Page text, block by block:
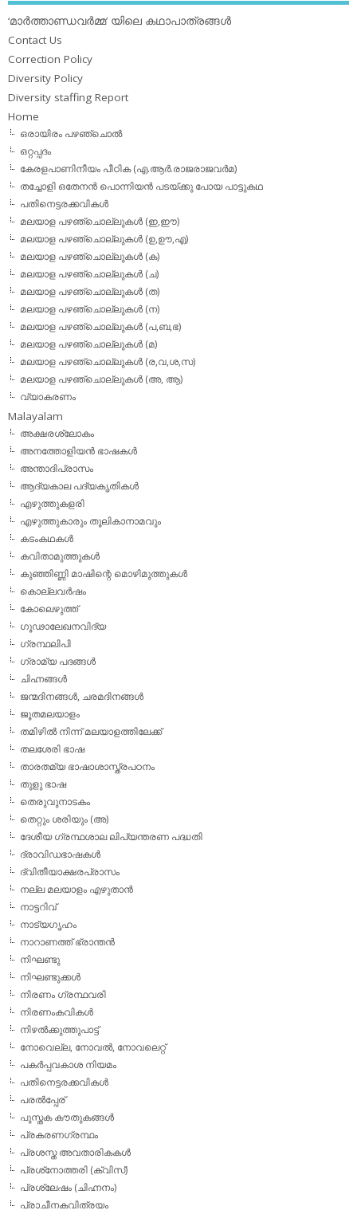
‘മാര്‍ത്താണ്ഡവര്‍മ്മ’ യിലെ കഥാപാത്രങ്ങള്‍
Contact Us
Correction Policy
Diversity Policy
Diversity staffing Report
Home
ഒരായിരം പഴഞ്ചൊല്‍
ഒറ്റപ്പദം
കേരളപാണിനീയം പീഠിക (എ.ആര്‍.രാജരാജവര്‍മ)
തച്ചോളി ഒതേനൻ പൊന്നിയൻ പടയ്‌ക്കു പോയ പാട്ടുകഥ
പതിനെട്ടരക്കവികള്‍
മലയാള പഴഞ്ചൊല്ലുകള്‍ (ഇ,ഈ)
മലയാള പഴഞ്ചൊല്ലുകള്‍ (ഉ,ഊ,എ)
മലയാള പഴഞ്ചൊല്ലുകള്‍ (ക)
മലയാള പഴഞ്ചൊല്ലുകള്‍ (ച)
മലയാള പഴഞ്ചൊല്ലുകള്‍ (ത)
മലയാള പഴഞ്ചൊല്ലുകള്‍ (ന)
മലയാള പഴഞ്ചൊല്ലുകള്‍ (പ,ബ,ഭ)
മലയാള പഴഞ്ചൊല്ലുകള്‍ (മ)
മലയാള പഴഞ്ചൊല്ലുകള്‍ (ര,വ,ശ,സ)
മലയാള പഴഞ്ചൊല്ലുകൾ (അ, ആ)
വ്യാകരണം
Malayalam
അക്ഷരശ്ലോകം
അനത്തോളിയന്‍ ഭാഷകള്‍
അന്താദിപ്രാസം
ആദ്യകാല പദ്യകൃതികള്‍
എഴുത്തുകളരി
എഴുത്തുകാരും തൂലികാനാമവും
കടംകഥകള്‍
കവിതാമുത്തുകള്‍
കുഞ്ഞിണ്ണി മാഷിന്റെ മൊഴിമുത്തുകള്‍
കൊല്ലവര്‍ഷം
കോലെഴുത്ത്
ഗൂഢാലേഖനവിദ്യ
ഗ്രന്ഥലിപി
ഗ്രാമ്യ പദങ്ങള്‍
ചിഹ്നങ്ങള്‍
ജന്മദിനങ്ങള്‍, ചരമദിനങ്ങള്‍
ജൂതമലയാളം
തമിഴില്‍ നിന്ന് മലയാളത്തിലേക്ക്
തലശേരി ഭാഷ
താരതമ്യ ഭാഷാശാസ്ത്രപഠനം
തുളു ഭാഷ
തെരുവുനാടകം
തെറ്റും ശരിയും (അ)
ദേശീയ ഗ്രന്ഥശാല ലിപ്യന്തരണ പദ്ധതി
ദ്രാവിഡഭാഷകള്‍
ദ്വിതീയാക്ഷരപ്രാസം
നല്ല മലയാളം എഴുതാന്‍
നാട്ടറിവ്
നാട്യഗൃഹം
നാറാണത്ത് ഭ്രാന്തന്‍
നിഘണ്ടു
നിഘണ്ടുക്കള്‍
നിരണം ഗ്രന്ഥവരി
നിരണംകവികള്‍
നിഴല്‍ക്കുത്തുപാട്ട്
നോവെല്ല, നോവല്‍, നോവലെറ്റ്
പകര്‍പ്പവകാശ നിയമം
പതിനെട്ടരക്കവികള്‍
പരല്‍പ്പേര്
പുസ്തക കൗതുകങ്ങള്‍
പ്രകരണഗ്രന്ഥം
പ്രശസ്ത അവതാരികകള്‍
പ്രശ്‌നോത്തരി (ക്വിസ്)
പ്രശ്ലേഷം (ചിഹ്നനം)
പ്രാചീനകവിത്രയം